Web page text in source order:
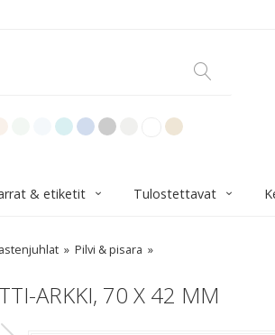
& etiketit Tulostettavat
Pilvi & pisara
ARKKI, 70 X 42 MM